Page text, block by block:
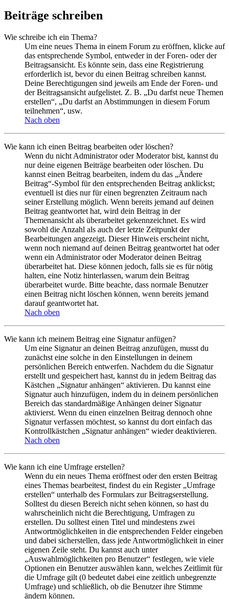
Beiträge schreiben
Wie schreibe ich ein Thema?
Um eine neues Thema in einem Forum zu eröffnen, klicke auf
das entsprechende Symbol, entweder in der Foren- oder der
Beitragsansicht. Es könnte sein, dass eine Registrierung
erforderlich ist, bevor du einen Beitrag schreiben kannst.
Deine Berechtigungen sind jeweils am Ende der Foren- und
der Beitragsansicht aufgelistet. Z. B. „Du darfst neue Themen
erstellen“, „Du darfst an Abstimmungen in diesem Forum
teilnehmen“, usw.
Nach oben
Wie kann ich einen Beitrag bearbeiten oder löschen?
Wenn du nicht Administrator oder Moderator bist, kannst du
nur deine eigenen Beiträge bearbeiten oder löschen. Du
kannst einen Beitrag bearbeiten, indem du das „Ändere
Beitrag“-Symbol für den entsprechenden Beitrag anklickst;
eventuell ist dies nur für einen begrenzten Zeitraum nach
seiner Erstellung möglich. Wenn bereits jemand auf deinen
Beitrag geantwortet hat, wird dein Beitrag in der
Themenansicht als überarbeitet gekennzeichnet. Es wird
sowohl die Anzahl als auch der letzte Zeitpunkt der
Bearbeitungen angezeigt. Dieser Hinweis erscheint nicht,
wenn noch niemand auf deinen Beitrag geantwortet hat oder
wenn ein Administrator oder Moderator deinen Beitrag
überarbeitet hat. Diese können jedoch, falls sie es für nötig
halten, eine Notiz hinterlassen, warum dein Beitrag
überarbeitet wurde. Bitte beachte, dass normale Benutzer
einen Beitrag nicht löschen können, wenn bereits jemand
darauf geantwortet hat.
Nach oben
Wie kann ich meinem Beitrag eine Signatur anfügen?
Um eine Signatur an deinen Beitrag anzufügen, musst du
zunächst eine solche in den Einstellungen in deinem
persönlichen Bereich entwerfen. Nachdem du die Signatur
erstellt und gespeichert hast, kannst du in jedem Beitrag das
Kästchen „Signatur anhängen“ aktivieren. Du kannst eine
Signatur auch hinzufügen, indem du in deinem persönlichen
Bereich das standardmäßige Anhängen deiner Signatur
aktivierst. Wenn du einen einzelnen Beitrag dennoch ohne
Signatur verfassen möchtest, so kannst du dort einfach das
Kontrollkästchen „Signatur anhängen“ wieder deaktivieren.
Nach oben
Wie kann ich eine Umfrage erstellen?
Wenn du ein neues Thema eröffnest oder den ersten Beitrag
eines Themas bearbeitest, findest du ein Register „Umfrage
erstellen“ unterhalb des Formulars zur Beitragserstellung.
Solltest du diesen Bereich nicht sehen können, so hast du
wahrscheinlich nicht die Berechtigung, Umfragen zu
erstellen. Du solltest einen Titel und mindestens zwei
Antwortmöglichkeiten in die entsprechenden Felder eingeben
und dabei sicherstellen, dass jede Antwortmöglichkeit in einer
eigenen Zeile steht. Du kannst auch unter
„Auswahlmöglichkeiten pro Benutzer“ festlegen, wie viele
Optionen ein Benutzer auswählen kann, welches Zeitlimit für
die Umfrage gilt (0 bedeutet dabei eine zeitlich unbegrenzte
Umfrage) und schließlich, ob die Benutzer ihre Stimme
ändern können.